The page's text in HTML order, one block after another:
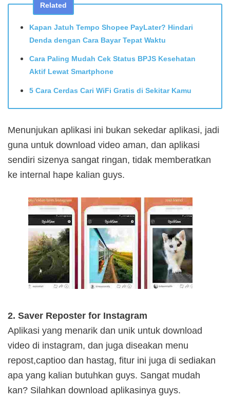
Related
Kapan Jatuh Tempo Shopee PayLater? Hindari
Denda dengan Cara Bayar Tepat Waktu
Cara Paling Mudah Cek Status BPJS Kesehatan
Aktif Lewat Smartphone
5 Cara Cerdas Cari WiFi Gratis di Sekitar Kamu
Menunjukan aplikasi ini bukan sekedar aplikasi, jadi
guna untuk download video aman, dan aplikasi
sendiri sizenya sangat ringan, tidak memberatkan
ke internal hape kalian guys.
2. Saver Reposter for Instagram
Aplikasi yang menarik dan unik untuk download
video di instagram, dan juga diseakan menu
repost,captioo dan hastag, fitur ini juga di sediakan
apa yang kalian butuhkan guys. Sangat mudah
kan? Silahkan download aplikasinya guys.